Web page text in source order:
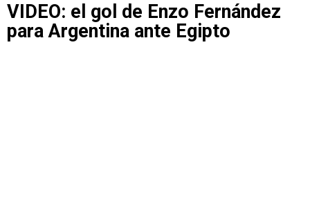
VIDEO: el gol de Enzo Fernández
para Argentina ante Egipto